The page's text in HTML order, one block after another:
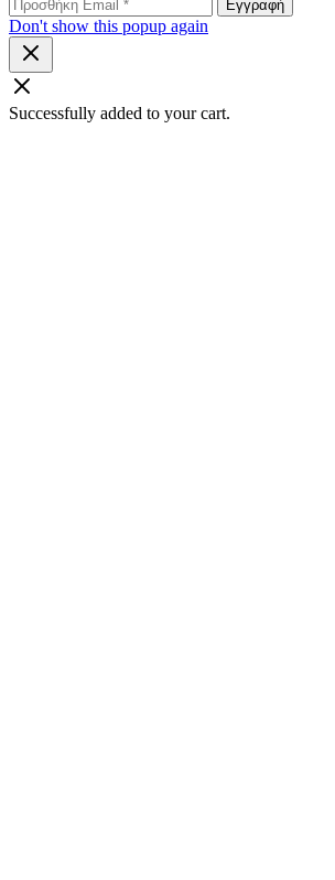
Don't show this popup again
Successfully added to your cart.